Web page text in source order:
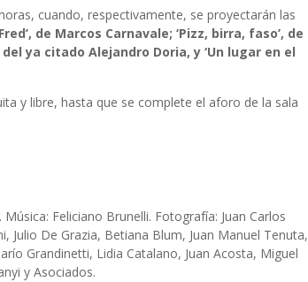
cuando, respectivamente, se proyectarán las
de Marcos Carnavale; ‘Pizz, birra, faso’, de
ya citado Alejandro Doria, y ‘Un lugar en el
y libre, hasta que se complete el aforo de la sala
Feliciano Brunelli. Fotografía: Juan Carlos
Julio De Grazia, Betiana Blum, Juan Manuel Tenuta,
Grandinetti, Lidia Catalano, Juan Acosta, Miguel
y Asociados.